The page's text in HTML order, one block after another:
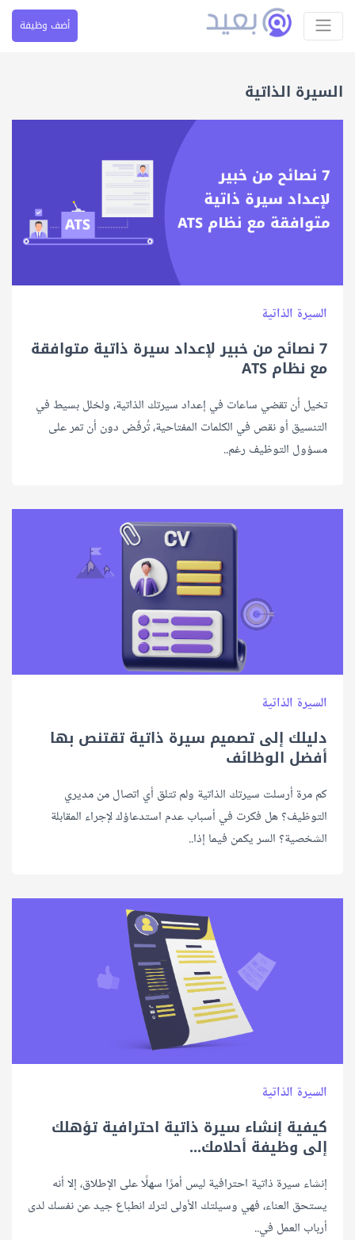
أضف وظيفة
السيرة الذاتية
السيرة الذاتية
7 نصائح من خبير لإعداد سيرة ذاتية متوافقة
مع نظام ATS
تخيل أن تقضي ساعات في إعداد سيرتك الذاتية، ولخلل بسيط في
التنسيق أو نقص في الكلمات المفتاحية، تُرفَض دون أن تمر على
مسؤول التوظيف رغم..
السيرة الذاتية
دليلك إلى تصميم سيرة ذاتية تقتنص بها
أفضل الوظائف
كم مرة أرسلت سيرتك الذاتية ولم تتلق أي اتصال من مديري
التوظيف؟ هل فكرت في أسباب عدم استدعاؤك لإجراء المقابلة
الشخصية؟ السر يكمن فيما إذا..
السيرة الذاتية
كيفية إنشاء سيرة ذاتية احترافية تؤهلك
إلى وظيفة أحلامك...
إنشاء سيرة ذاتية احترافية ليس أمرًا سهلًا على الإطلاق، إلا أنه
يستحق العناء، فهي وسيلتك الأولى لترك انطباع جيد عن نفسك لدى
أرباب العمل في..